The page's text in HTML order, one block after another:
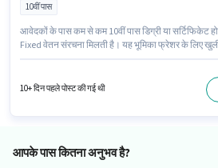
10वीं पास
आवेदकों के पास कम से कम 10वीं पास डिग्री या सर्टिफिकेट
Fixed वेतन संरचना मिलती है। यह भूमिका फ्रेशर के लिए
हायर कर रहा है। इस भूमिका के साथ अतिरिक्त लाभ जैसे मील,
10+ दिन पहले पोस्ट की गई थी
आपके पास कितना अनुभव है?